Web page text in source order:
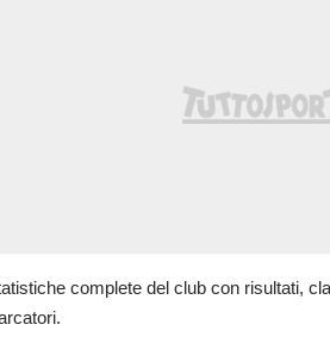
complete del club con risultati,